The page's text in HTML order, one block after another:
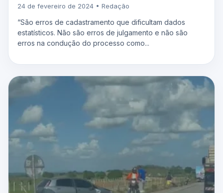
24 de fevereiro de 2024 • Redação
“São erros de cadastramento que dificultam dados
estatísticos. Não são erros de julgamento e não são
erros na condução do processo como...